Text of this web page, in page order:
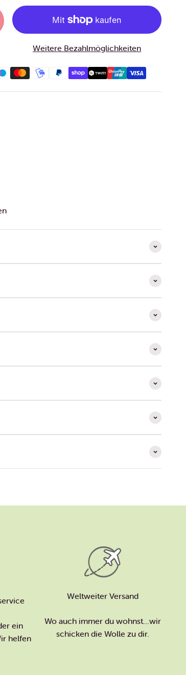
Weitere Bezahlmöglichkeiten
ein
helfen
Weltweiter Versand
Wo auch immer du wohnst...wir
schicken die Wolle zu dir.